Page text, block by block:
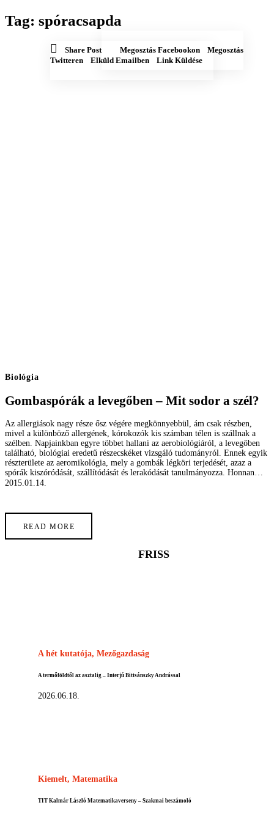
Tag: spóracsapda
Share Post
Megosztás
Facebookon
Megosztás FacebookonMegosztás
Twitteren
Megosztás
Twitteren Elküld
Elküld Emailben Copy
Link Küldése
Biológia
Gombaspórák a levegőben – Mit sodor a szél?
Az allergiások nagy része ősz végére megkönnyebbül, ám csak részben,
mivel a különböző allergének, kórokozók kis számban télen is szállnak a
szélben. Napjainkban egyre többet hallani az aerobiológiáról, a levegőben
található, biológiai eredetű részecskéket vizsgáló tudományról. Ennek egyik
részterülete az aeromikológia, mely a gombák légköri terjedését, azaz a
spórák kiszóródását, szállítódását és lerakódását tanulmányozza. Honnan…
2015.01.14.
READ MORE
FRISS
A hét kutatója, Mezőgazdaság
A termőföldtől az asztalig – Interjú Bittsánszky Andrással
2026.06.18.
Kiemelt, Matematika
TIT Kalmár László Matematikaverseny – Szakmai beszámoló